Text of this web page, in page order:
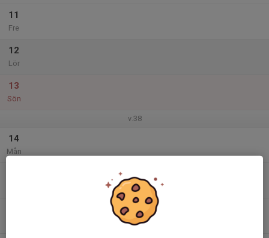
11
Fre
12
Lör
13
Sön
v.38
14
Mån